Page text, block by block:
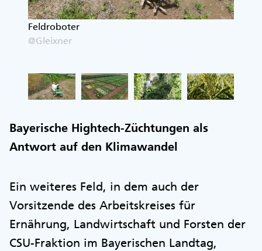
Feldroboter
@Gleixner
Bayerische Hightech-Züchtungen als
Antwort auf den Klimawandel
Ein weiteres Feld, in dem auch der
Vorsitzende des Arbeitskreises für
Ernährung, Landwirtschaft und Forsten der
CSU-Fraktion im Bayerischen Landtag,